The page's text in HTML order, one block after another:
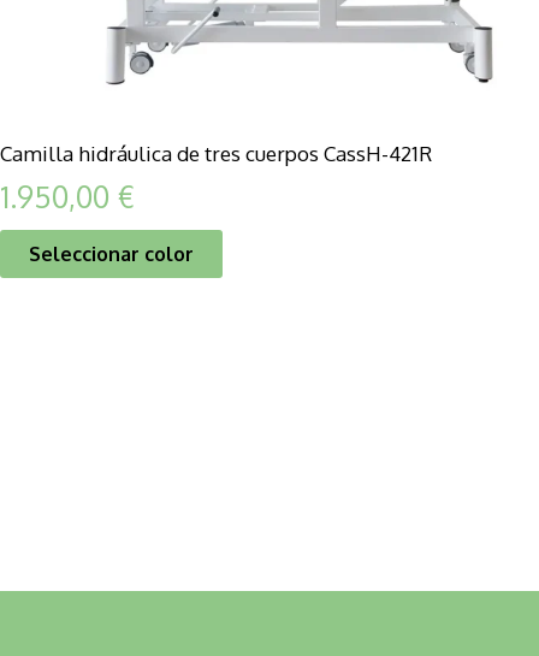
Camilla hidráulica de tres cuerpos CassH-421R
1.950,00 €
Seleccionar color